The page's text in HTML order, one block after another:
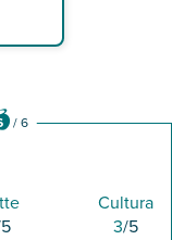
/6
Cultura
3/5